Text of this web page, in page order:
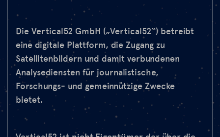
Die Vertical52 GmbH („Vertical52“) betreibt
eine digitale Plattform, die Zugang zu
Satellitenbildern und damit verbundenen
Analysediensten für journalistische,
Forschungs- und gemeinnützige Zwecke
bietet.